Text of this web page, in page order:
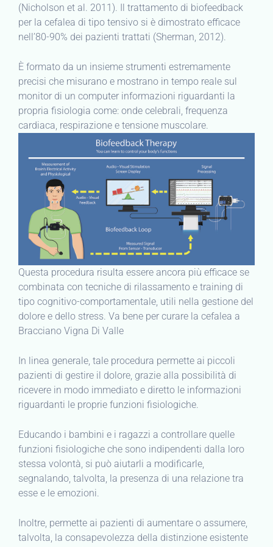
(Nicholson et al. 2011). Il trattamento di biofeedback
per la cefalea di tipo tensivo si è dimostrato efficace
nell’80-90% dei pazienti trattati (Sherman, 2012).
È formato da un insieme strumenti estremamente
precisi che misurano e mostrano in tempo reale sul
monitor di un computer informazioni riguardanti la
propria fisiologia come: onde celebrali, frequenza
cardiaca, respirazione e tensione muscolare.
Questa procedura risulta essere ancora più efficace se
combinata con tecniche di rilassamento e training di
tipo cognitivo-comportamentale, utili nella gestione del
dolore e dello stress. Va bene per curare la cefalea a
Bracciano Vigna Di Valle
In linea generale, tale procedura permette ai piccoli
pazienti di gestire il dolore, grazie alla possibilità di
ricevere in modo immediato e diretto le informazioni
riguardanti le proprie funzioni fisiologiche.
Educando i bambini e i ragazzi a controllare quelle
funzioni fisiologiche che sono indipendenti dalla loro
stessa volontà, si può aiutarli a modificarle,
segnalando, talvolta, la presenza di una relazione tra
esse e le emozioni.
Inoltre, permette ai pazienti di aumentare o assumere,
talvolta, la consapevolezza della distinzione esistente